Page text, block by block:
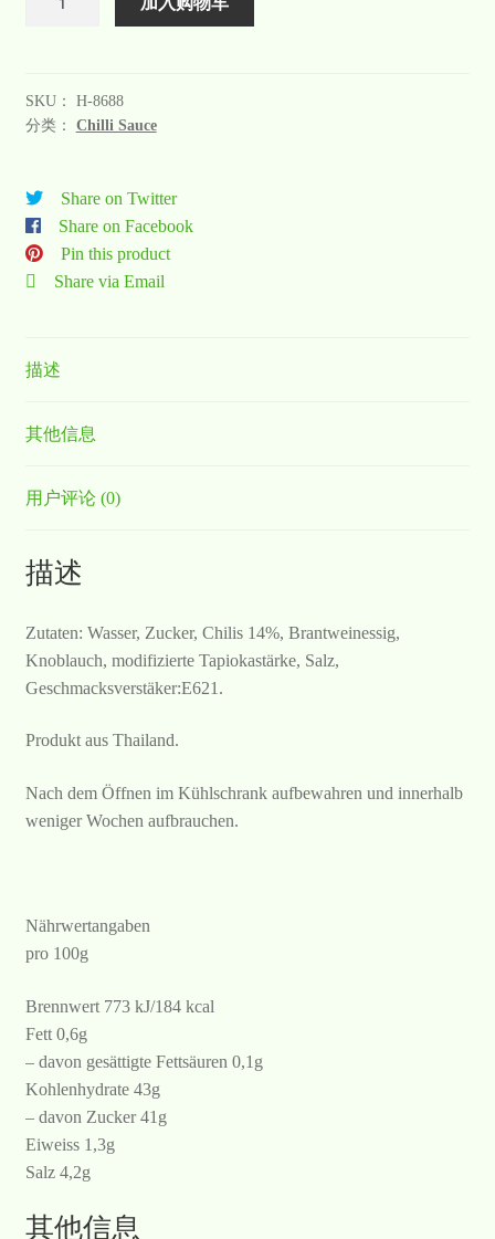
SKU： H-8688
分类： Chilli Sauce
Share on Twitter
Share on Facebook
Pin this product
Share via Email
描述
其他信息
用户评论 (0)
描述
Zutaten: Wasser, Zucker, Chilis 14%, Brantweinessig,
Knoblauch, modifizierte Tapiokastärke, Salz,
Geschmacksverstäker:E621.
Produkt aus Thailand.
Nach dem Öffnen im Kühlschrank aufbewahren und innerhalb
weniger Wochen aufbrauchen.
Nährwertangaben
pro 100g
Brennwert 773 kJ/184 kcal
Fett 0,6g
– davon gesättigte Fettsäuren 0,1g
Kohlenhydrate 43g
– davon Zucker 41g
Eiweiss 1,3g
Salz 4,2g
其他信息